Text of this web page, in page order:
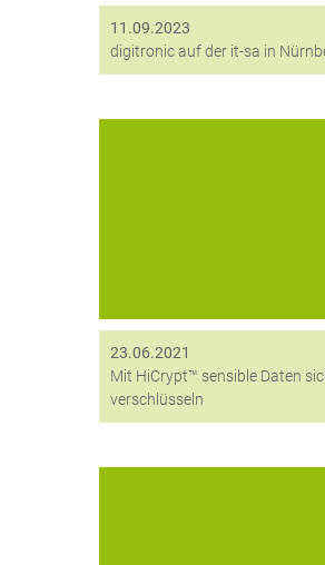
11.09.2023
digitronic auf der it-sa in
23.06.2021
Mit HiCrypt™ sensible Daten
verschlüsseln